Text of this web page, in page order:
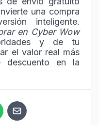
una compra
inteligente.
en Cyber Wow
y de tu
el valor real más
descuento en la